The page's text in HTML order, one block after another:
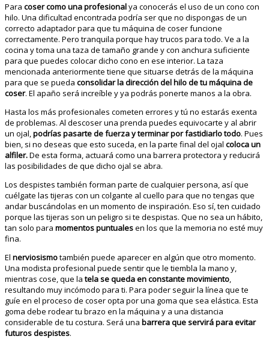
Para coser como una profesionalya conocerás el uso de un cono con
hilo. Una dificultad encontrada podría ser que no dispongas de un
correcto adaptador para que tu máquina de coser funcione
correctamente. Pero tranquila porque hay trucos para todo. Ve a la
cocina y toma una taza de tamaño grande y con anchura suficiente
para que puedes colocar dicho cono en ese interior. La taza
mencionada anteriormente tiene que situarse detrás de la máquina
para que se pueda consolidar la dirección del hilo de tu máquina de
coser. El apaño será increíble y ya podrás ponerte manos a la obra.
Hasta los más profesionales cometen errores y tú no estarás exenta
de problemas. Al descoser una prenda puedes equivocarte y al abrir
un ojal, podrías pasarte de fuerza y terminar por fastidiarlo todo. Pues
bien, si no deseas que esto suceda, en la parte final del ojal coloca un
alfiler.De esta forma, actuará como una barrera protectora y reducirá
las posibilidades de que dicho ojal se abra.
Los despistes también forman parte de cualquier persona, así que
cuélgate las tijeras con un colgante al cuello para que no tengas que
andar buscándolas en un momento de inspiración. Eso sí, ten cuidado
porque las tijeras son un peligro si te despistas. Que no sea un hábito,
tan solo para momentos puntualesen los que la memoria no esté muy
fina.
El nerviosismotambién puede aparecer en algún que otro momento.
Una modista profesional puede sentir que le tiembla la mano y,
mientras cose, que latela se queda en constante movimiento
resultando muy incómodo para ti. Para poder seguir la línea que te
guíe en el proceso de coser opta por una goma que sea elástica. Esta
goma debe rodear tu brazo en la máquina y a una distancia
considerable de tu costura. Será una barrera que servirá para evitar
futuros despistes.